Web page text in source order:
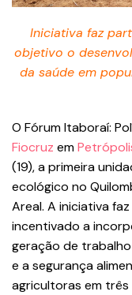
Iniciativa faz
objetivo o
da saúde em
O Fórum Itaboraí:
Fiocruz em
(19), a primeira
ecológico no
Areal. A iniciativa
incentivado a
geração de
e a segurança
agricultoras em três